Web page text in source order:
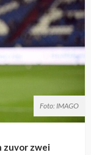
Foto: IMAGO
zuvor zwei